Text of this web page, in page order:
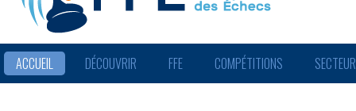
ACCUEIL DÉCOUVRIR FFE COMPÉTITIONS